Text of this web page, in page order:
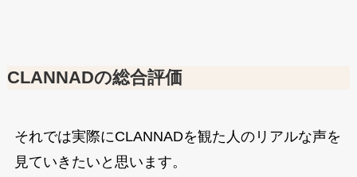
CLANNADの総合評価
それでは実際にCLANNADを観た人のリアルな声を
見ていきたいと思います。